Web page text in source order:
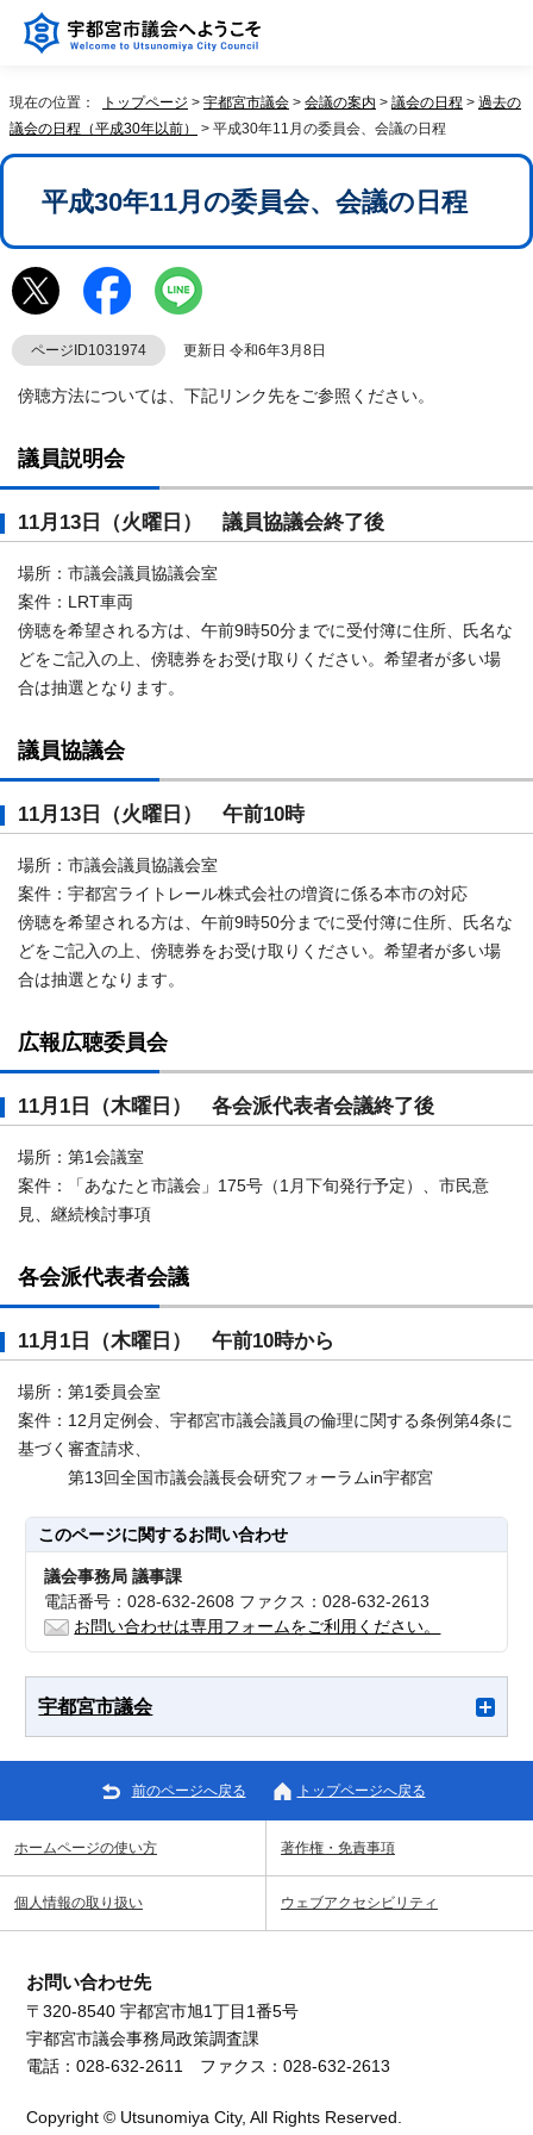
現在の位置： トップページ > 宇都宮市議会 > 会議の案内 > 議会の日程 > 過去の
議会の日程（平成30年以前）
> 平成30年11月の委員会、会議の日程
平成30年11月の委員会、会議の日程
ページID1031974 更新日 令和6年3月8日
傍聴方法については、下記リンク先をご参照ください。
議員説明会
11月13日（火曜日） 議員協議会終了後
場所：市議会議員協議会室
案件：LRT車両
傍聴を希望される方は、午前9時50分までに受付簿に住所、氏名な
どをご記入の上、傍聴券をお受け取りください。希望者が多い場
合は抽選となります。
議員協議会
11月13日（火曜日） 午前10時
場所：市議会議員協議会室
案件：宇都宮ライトレール株式会社の増資に係る本市の対応
傍聴を希望される方は、午前9時50分までに受付簿に住所、氏名な
どをご記入の上、傍聴券をお受け取りください。希望者が多い場
合は抽選となります。
広報広聴委員会
11月1日（木曜日） 各会派代表者会議終了後
場所：第1会議室
案件：「あなたと市議会」175号（1月下旬発行予定）、市民意
見、継続検討事項
各会派代表者会議
11月1日（木曜日） 午前10時から
場所：第1委員会室
案件：12月定例会、宇都宮市議会議員の倫理に関する条例第4条に
基づく審査請求、
第13回全国市議会議長会研究フォーラムin宇都宮
このページに関するお問い合わせ
議会事務局 議事課
電話番号：028-632-2608 ファクス：028-632-2613
お問い合わせは専用フォームをご利用ください。
宇都宮市議会
前のページへ戻る トップページへ戻る
ホームページの使い方 著作権・免責事項
個人情報の取り扱い ウェブアクセシビリティ
お問い合わせ先
〒320-8540 宇都宮市旭1丁目1番5号
宇都宮市議会事務局政策調査課
電話：028-632-2611 ファクス：028-632-2613
Copyright © Utsunomiya City, All Rights Reserved.